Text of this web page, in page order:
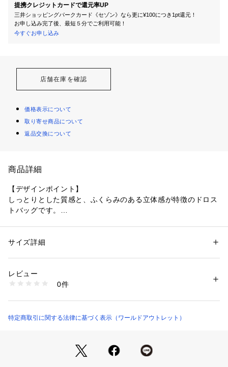
提携クレジットカードで還元率UP
三井ショッピングパークカード《セゾン》なら更に¥100につき1pt還元！
お申し込み完了後、最短５分でご利用可能！
今すぐお申し込み
店舗在庫を確認
価格表示について
取り寄せ商品について
返品交換について
商品詳細
【デザインポイント】
しっとりとした質感と、ふくらみのある立体感が特徴のドロス
トバッグです。
まれるます。
持つだけで、装いに奥行きが出る一品です。
ランスです。
いつもの装いに、さりげなく存在感を添えてくれます。
性別：レディース
素材：本体: 合成皮革 裏地: ポリエステル100％
商品番号：
127-07135 （ショップ）
サイズ詳細
レビュー
0件
特定商取引に関する法律に基づく表示（ワールドアウトレット）